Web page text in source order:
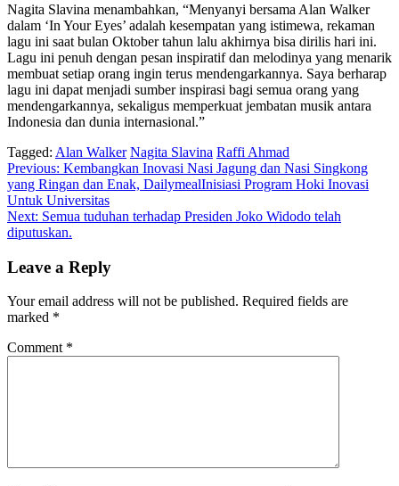
Nagita Slavina menambahkan, “Menyanyi bersama Alan Walker
dalam ‘In Your Eyes’ adalah kesempatan yang istimewa, rekaman
lagu ini saat bulan Oktober tahun lalu akhirnya bisa dirilis hari ini.
Lagu ini penuh dengan pesan inspiratif dan melodinya yang menarik
membuat setiap orang ingin terus mendengarkannya. Saya berharap
lagu ini dapat menjadi sumber inspirasi bagi semua orang yang
mendengarkannya, sekaligus memperkuat jembatan musik antara
Indonesia dan dunia internasional.”
Tagged: Alan Walker Nagita Slavina Raffi Ahmad
Post
navigation
Previous: Kembangkan Inovasi Nasi Jagung dan Nasi Singkong
yang Ringan dan Enak, DailymealInisiasi Program Hoki Inovasi
Untuk Universitas
Next: Semua tuduhan terhadap Presiden Joko Widodo telah
diputuskan.
Leave a Reply
Your email address will not be published. Required fields are
marked *
Comment *